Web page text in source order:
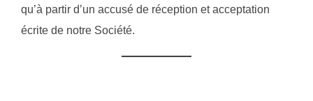
qu’à partir d’un accusé de réception et acceptation
écrite de notre Société.